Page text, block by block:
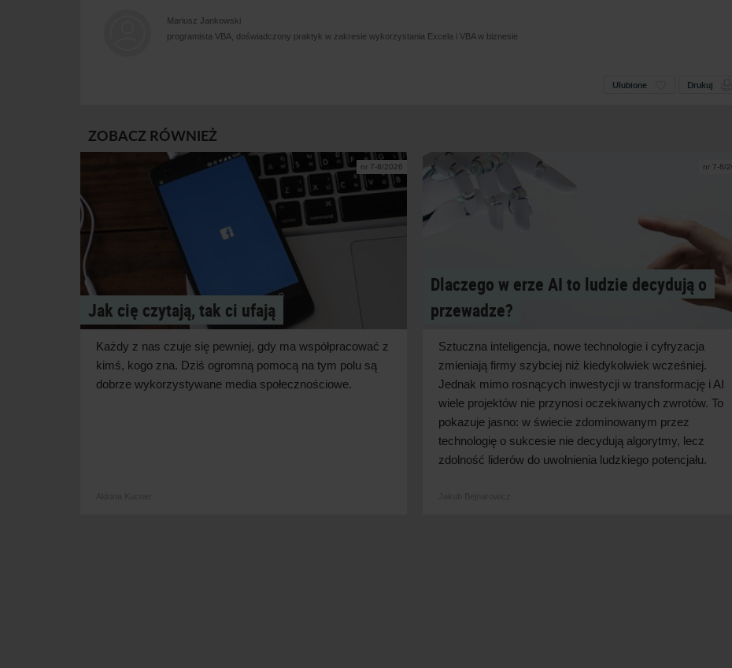
Mariusz Jankowski
programista VBA, doświadczony praktyk w zakresie wykorzystania Excela i VBA w biznesie
Ulubione Drukuj
ZOBACZ RÓWNIEŻ
nr 7-8/2026
Jak cię czytają, tak ci ufają
Każdy z nas czuje się pewniej, gdy ma współpracować z
kimś, kogo zna. Dziś ogromną pomocą na tym polu są
dobrze wykorzystywane media społecznościowe.
nr 7-8/
Dlaczego w erze AI to ludzie decydują o
przewadze?
Sztuczna inteligencja, nowe technologie i cyfryzacja
zmieniają firmy szybciej niż kiedykolwiek wcześniej.
Jednak mimo rosnących inwestycji w transformację i AI
wiele projektów nie przynosi oczekiwanych zwrotów. To
pokazuje jasno: w świecie zdominowanym przez
technologię o sukcesie nie decydują algorytmy, lecz
zdolność liderów do uwolnienia ludzkiego potencjału.